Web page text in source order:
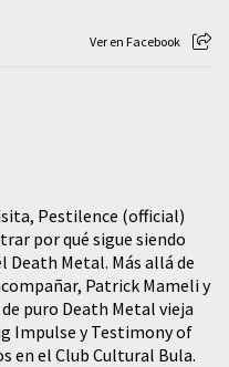
Ver en Facebook
Pestilence (official)
por qué sigue siendo
Death Metal. Más allá de
Patrick Mameli y
puro Death Metal vieja
Impulse y Testimony of
en el Club Cultural Bula.